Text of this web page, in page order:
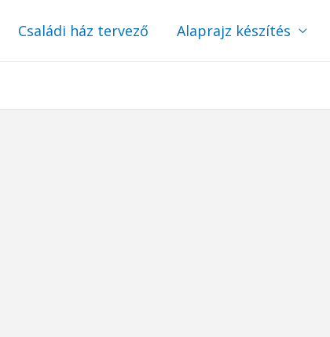
Családi ház tervező Alaprajz készítés